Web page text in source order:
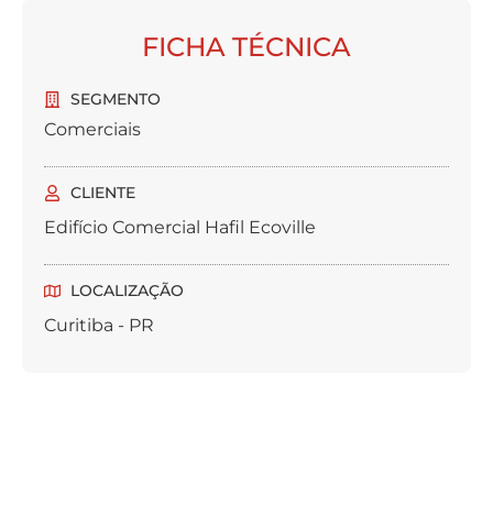
FICHA TÉCNICA
SEGMENTO
Comerciais
CLIENTE
Edifício Comercial Hafil Ecoville
LOCALIZAÇÃO
Curitiba - PR